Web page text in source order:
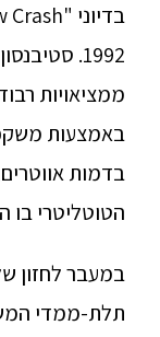
1992.
ממציאויות
באמצעות
בדמות
הטוטליטרי בו
תלת-ממדי